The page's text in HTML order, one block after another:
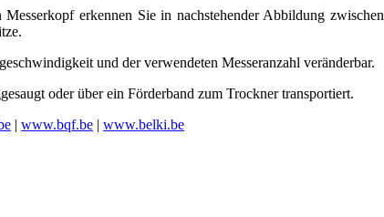
erkennen Sie in nachstehender Abbildung zwischen
und der verwendeten Messeranzahl veränderbar.
oder über ein Förderband zum Trockner transportiert.
| www.bqf.be | www.belki.be